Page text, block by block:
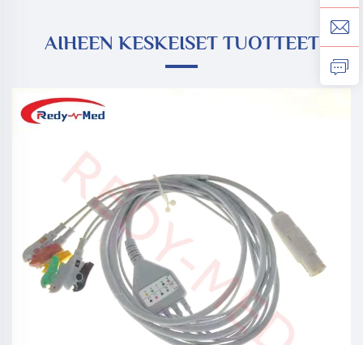
AIHEEN KESKEISET TUOTTEET